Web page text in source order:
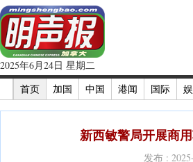
2025年6月24日 星期二
首页
加国 中国 港闻 国际
新西敏警局开展商
发布 :